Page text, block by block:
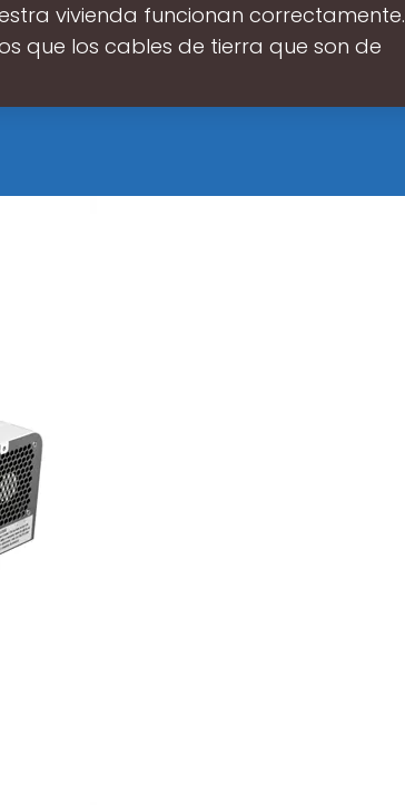
vivienda funcionan correctamente.
que los cables de tierra que son de